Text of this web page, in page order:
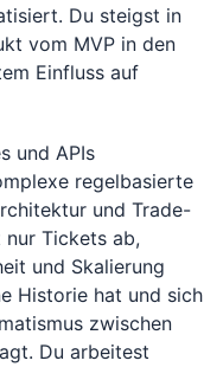
Du steigst in
vom MVP in den
Einfluss auf
und APIs
regelbasierte
und Trade-
Tickets ab,
und Skalierung
Historie hat und sich
zwischen
Du arbeitest